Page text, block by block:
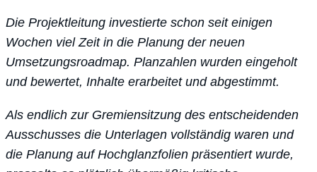
Die Projektleitung investierte schon seit einigen
Wochen viel Zeit in die Planung der neuen
Umsetzungsroadmap. Planzahlen wurden eingeholt
und bewertet, Inhalte erarbeitet und abgestimmt.
Als endlich zur Gremiensitzung des entscheidenden
Ausschusses die Unterlagen vollständig waren und
die Planung auf Hochglanzfolien präsentiert wurde,